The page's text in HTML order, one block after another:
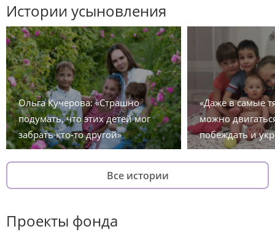
Истории усыновления
Ольга Кучерова: «Страшно
подумать, что этих детей мог
забрать кто-то другой»
«Даже в самые
можно
побеждать и
Все истории
Проекты фонда